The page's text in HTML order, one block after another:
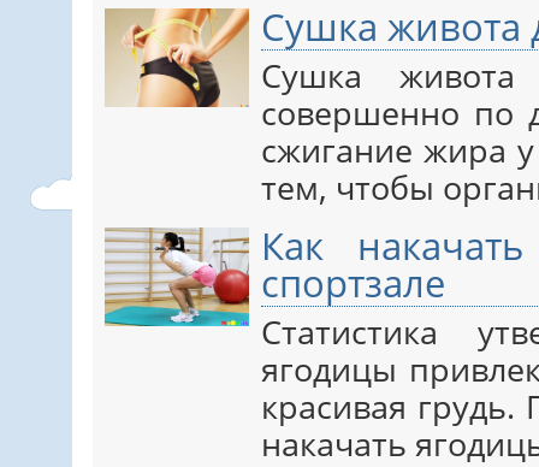
Сушка живота
Сушка живота
совершенно по
сжигание жира
тем, чтобы
Как
спортзале
Статистика
ягодицы
красивая
накачать